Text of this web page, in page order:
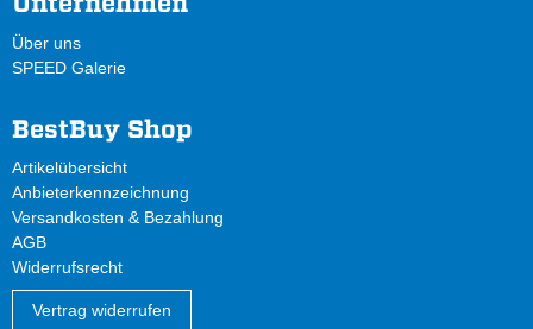
Über uns
SPEED Galerie
BestBuy Shop
Artikelübersicht
Anbieterkennzeichnung
Versandkosten & Bezahlung
AGB
Widerrufsrecht
Vertrag widerrufen